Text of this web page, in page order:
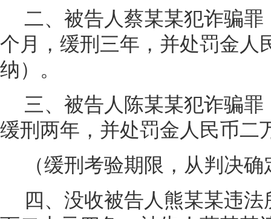
二、被告人蔡某某犯诈骗
个月，缓刑三年，并处罚金人
纳）。
三、被告人陈某某犯诈骗
缓刑两年，并处罚金人民币二
（缓刑考验期限，从判决
四、没收被告人熊某某违